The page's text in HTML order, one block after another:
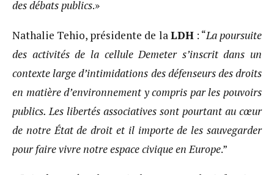
des débats publics.»
Nathalie Tehio, présidente de la LDH: “La poursuite
des activités de la cellule Demeter s’inscrit dans un
contexte large d’intimidations des défenseurs des droits
en matière d’environnement y compris par les pouvoirs
publics. Les libertés associatives sont pourtant au cœur
de notre État de droit et il importe de les sauvegarder
pour faire vivre notre espace civique en Europe.”